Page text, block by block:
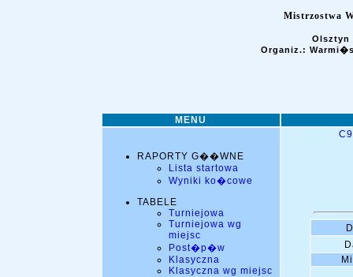
Mistrzostwa
Olsztyn
Organiz.:
MENU
RAPORTY G��WNE
Lista startowa
Wyniki ko�cowe
TABELE
Turniejowa
Turniejowa wg
miejsc
Post�p�w
Klasyczna
Klasyczna wg miejsc